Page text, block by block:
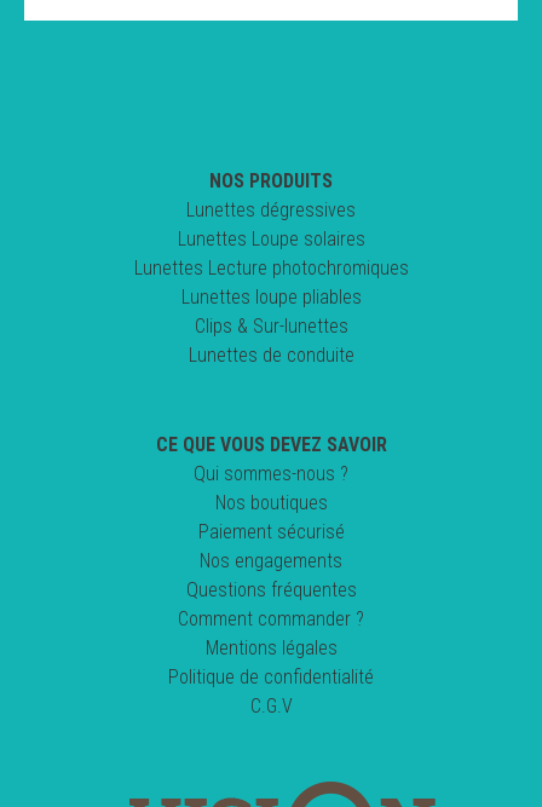
NOS PRODUITS
Lunettes dégressives
Lunettes Loupe solaires
Lunettes Lecture photochromiques
Lunettes loupe pliables
Clips & Sur-lunettes
Lunettes de conduite
CE QUE VOUS DEVEZ SAVOIR
Qui sommes-nous ?
Nos boutiques
Paiement sécurisé
Nos engagements
Questions fréquentes
Comment commander ?
Mentions légales
Politique de confidentialité
C.G.V